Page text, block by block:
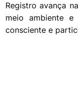
Registro avança
meio ambiente e
consciente e